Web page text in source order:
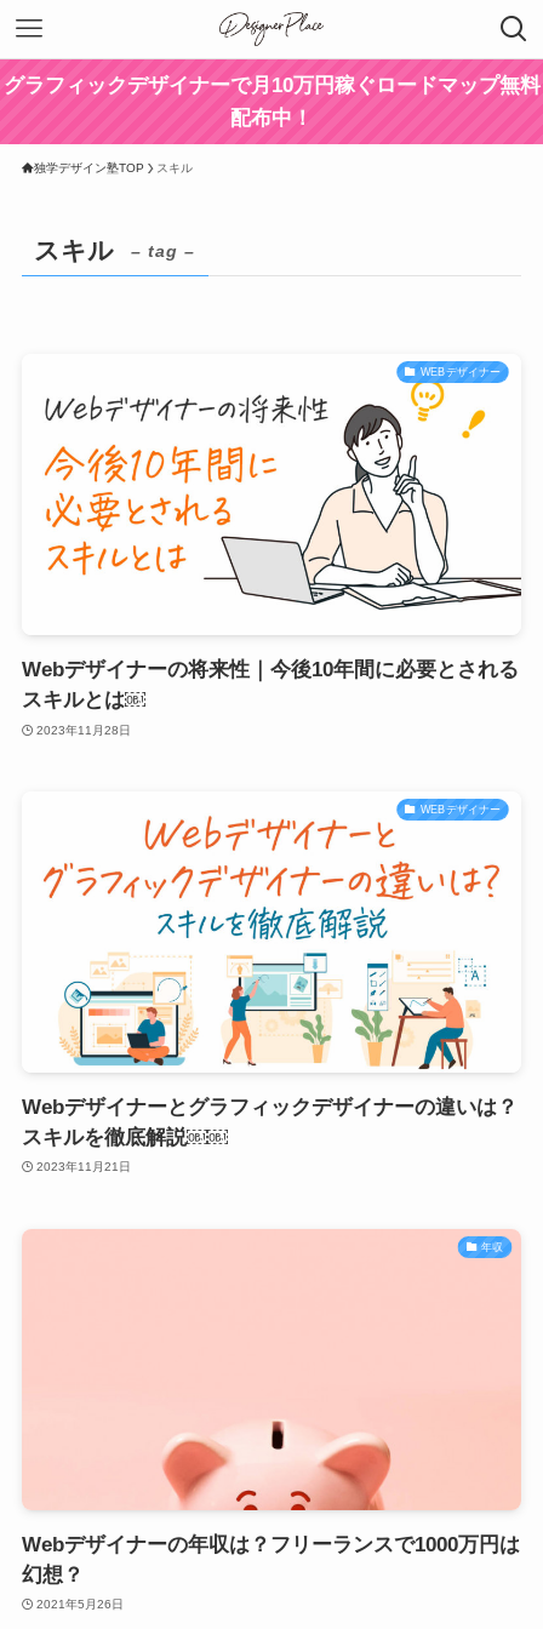
グラフィックデザイナーで月10万円稼ぐロードマップ無料
配布中！
独学デザイン塾TOP スキル
スキル – tag –
WEBデザイナー
Webデザイナーの将来性｜今後10年間に必要とされる
スキルとは￼
2023年11月28日
WEBデザイナー
Webデザイナーとグラフィックデザイナーの違いは？
スキルを徹底解説￼￼
2023年11月21日
年収
Webデザイナーの年収は？フリーランスで1000万円は
幻想？
2021年5月26日